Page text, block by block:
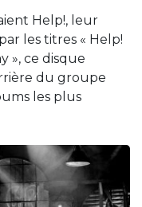
Help!, leur
les titres « Help!
», ce disque
du groupe
les plus